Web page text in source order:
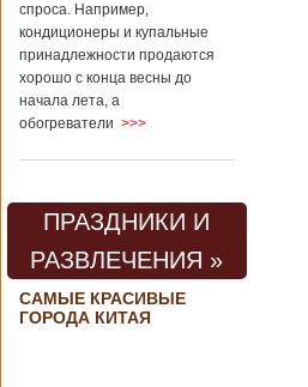
спроса. Например,
кондиционеры и купальные
принадлежности продаются
хорошо с конца весны до
начала лета, а
обогреватели >>>
ПРАЗДНИКИ И
РАЗВЛЕЧЕНИЯ »
САМЫЕ КРАСИВЫЕ
ГОРОДА КИТАЯ